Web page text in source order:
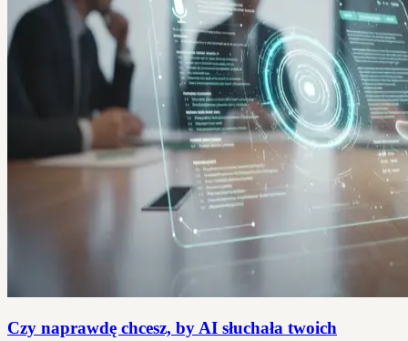
Czy naprawdę chcesz, by AI słuchała twoich